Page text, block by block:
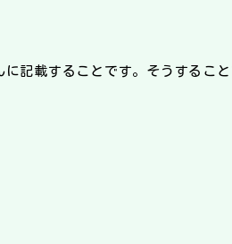
載することです。そうすること